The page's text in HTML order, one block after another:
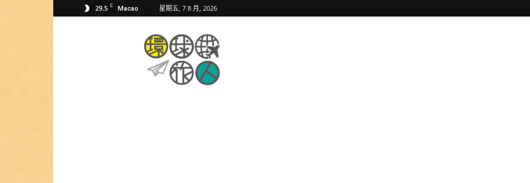
29.5 C Macao 星期五, 7 8 月, 2026